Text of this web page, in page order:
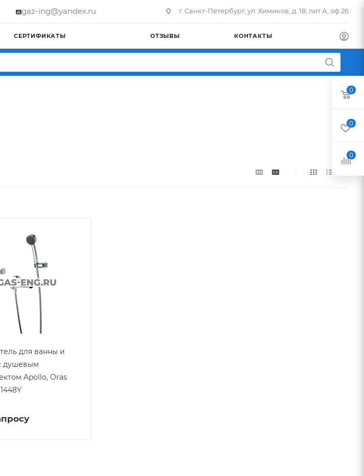
gaz-ing@yandex.ru г. Санкт-Петербург, ул. Химиков, д. 18, лит А, оф 26
СЕРТИФИКАТЫ ОТЗЫВЫ КОНТАКТЫ
для ванны и
душевым
Apollo, Oras
0
0
0